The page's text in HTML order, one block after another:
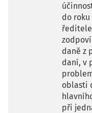
do roku
daně z
daní, v
oblasti
při